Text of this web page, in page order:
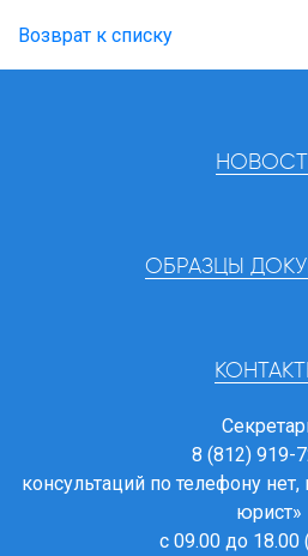
Возврат к списку
ОБРАЗЦЫ
8 (812) 919-
консультаций по телефону
юрист»
с 09.00 до 18.00